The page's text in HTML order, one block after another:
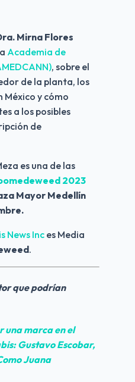
Mirna Flores
Academia de
, sobre el
de la planta, los
México y cómo
a los posibles
de
es una de las
2023
Mayor Medellín
News Inc es Media
.
que podrían
una marca en el
Gustavo Escobar,
Juana